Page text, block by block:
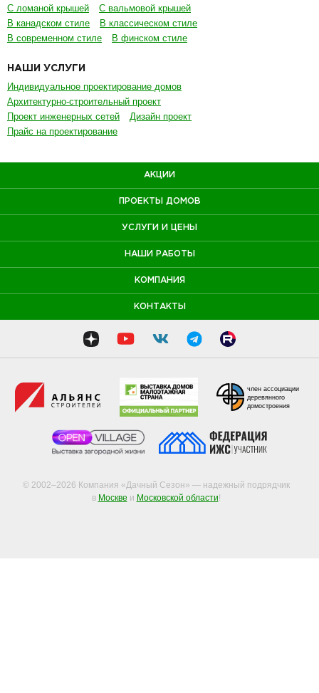
С ломаной крышей
С вальмовой крышей
В канадском стиле
В классическом стиле
В современном стиле
В финском стиле
НАШИ УСЛУГИ
Индивидуальное проектирование домов
Архитектурно-строительный проект
Проект инженерных сетей
Дизайн проект
Прайс на проектирование
АКЦИИ
ПРОЕКТЫ ДОМОВ
УСЛУГИ И ЦЕНЫ
НАШИ РАБОТЫ
КОМПАНИЯ
КОНТАКТЫ
© 2002–2026 Компания «Дачный Сезон» — надежный подрядчик
в Москве и Московской области!
член ассоциации
деревянного
домостроения